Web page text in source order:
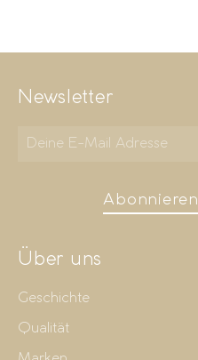
Newsletter
Abonnieren
Über uns
Geschichte
Qualität